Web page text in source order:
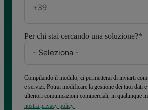
Per chi stai cercando una soluzione?*
Compilando il modulo, ci permetterai di inviarti
e servizi. Potrai modificare la gestione dei tuoi dati
ulteriori comunicazioni commerciali, in qualunque
nostra privacy policy.